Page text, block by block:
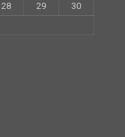
28 29
30